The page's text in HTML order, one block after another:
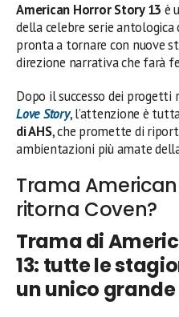
American Horror Story 13 è
della celebre serie antologica
pronta a tornare con nuove
direzione narrativa che farà
Dopo il successo dei
Love Story, l’attenzione è
di AHS, che promette di
ambientazioni più amate
Trama American
ritorna Coven?
Trama di
13: tutte le
un unico